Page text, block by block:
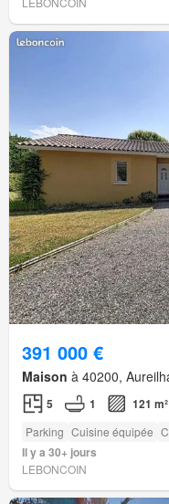
391 000 €
Maison à 40200,
5 1 121 m²
Parking Cuisine équipée
Il y a 30+ jours
LEBONCOIN